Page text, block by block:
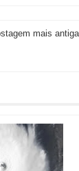
mais antiga